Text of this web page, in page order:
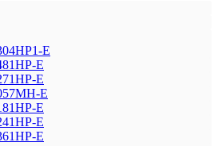
E
E
E
E
E
E
E